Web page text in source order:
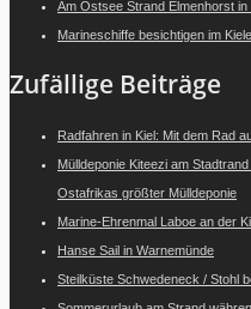
Am Ostsee Strand Elmenhorst
Marineschiffe besichtigen im
Zufällige Beiträge
Radfahren in Kiel: Mit dem Rad
Mülldeponie Kiteezi am
Ostafrikas größter Mülldeponie
Marine-Ehrenmal Laboe an der
Hanse Sail in Warnemünde
Steilküste Schwedeneck / Stohl